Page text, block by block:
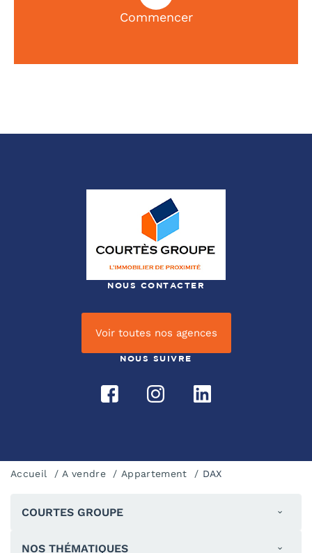
Commencer
NOUS CONTACTER
Voir toutes nos agences
NOUS SUIVRE
Accueil A vendre Appartement DAX
COURTES GROUPE
NOS THÉMATIQUES